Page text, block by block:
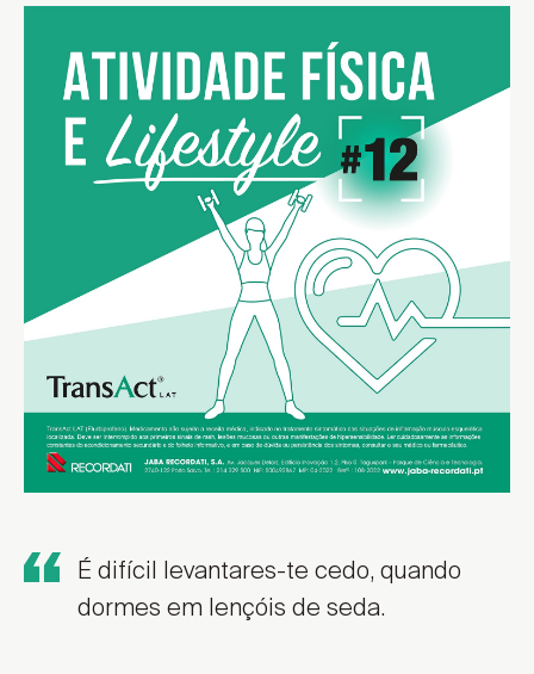
É difícil levantares-te cedo, quando
dormes em lençóis de seda.